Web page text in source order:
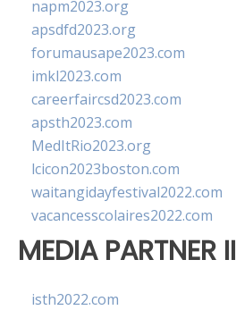
napm2023.org
apsdfd2023.org
forumausape2023.com
imkl2023.com
careerfaircsd2023.com
apsth2023.com
MedItRio2023.org
lcicon2023boston.com
waitangidayfestival2022.com
vacancesscolaires2022.com
MEDIA PARTNER II
isth2022.com